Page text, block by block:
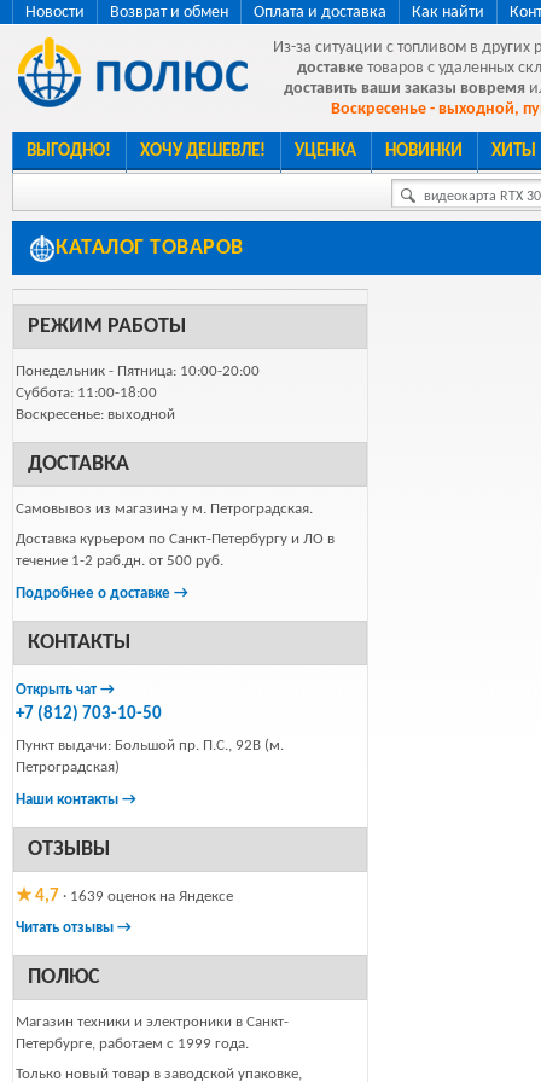
Новости Возврат и обмен Оплата и доставка Как найти
Из-за ситуации с топливом в других
доставке товаров с удаленных
доставить ваши заказы вовремя
Воскресенье - выходной,
ВЫГОДНО! ХОЧУ ДЕШЕВЛЕ! УЦЕНКА НОВИНКИ ХИТЫ
видеокарта RTX
КАТАЛОГ ТОВАРОВ
РЕЖИМ РАБОТЫ
Понедельник - Пятница: 10:00-20:00
Суббота: 11:00-18:00
Воскресенье: выходной
ДОСТАВКА
Самовывоз из магазина у м. Петроградская.
Доставка курьером по Санкт-Петербургу и ЛО в
течение 1-2 раб.дн. от 500 руб.
Подробнее о доставке →
КОНТАКТЫ
Открыть чат →
+7 (812) 703-10-50
Пункт выдачи: Большой пр. П.С., 92В (м.
Петроградская)
Наши контакты →
ОТЗЫВЫ
★ 4,7 · 1639 оценок на Яндексе
Читать отзывы →
ПОЛЮС
Магазин техники и электроники в Санкт-
Петербурге, работаем с 1999 года.
Только новый товар в заводской упаковке,